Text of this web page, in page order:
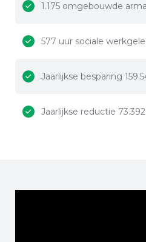
1.175 omgebouwde
577 uur sociale
Jaarlijkse besparing
Jaarlijkse reductie